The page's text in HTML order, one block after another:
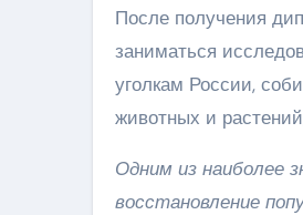
После получения
заниматься
уголкам России,
животных и
Одним из наиболее
восстановление